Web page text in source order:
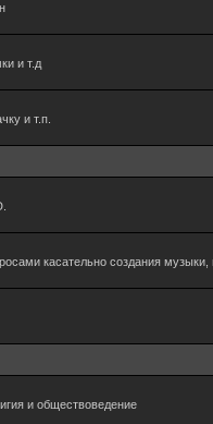
и т.д
и т.п.
касательно создания музыки,
и обществоведение